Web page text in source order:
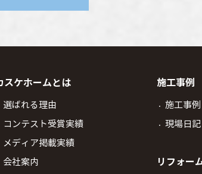
スケホームとは
選ばれる理由
コンテスト受賞実績
メディア掲載実績
会社案内
施工事例
施工事例
現場日記
リフォー